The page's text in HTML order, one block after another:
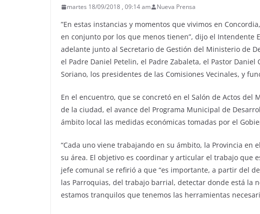
martes 18/09/2018 , 09:14 am Nueva Prensa
​”En estas instancias y momentos que vivimos en
en conjunto por los que menos tienen”, dijo el
adelante junto al Secretario de Gestión del Ministerio de
el Padre Daniel Petelin, el Padre Zabaleta, el Pastor
Soriano, los presidentes de las Comisiones Vecinales, y
En el encuentro, que se concretó en el Salón de Actos
de la ciudad, el avance del Programa Municipal de
ámbito local las medidas económicas tomadas por el
“Cada uno viene trabajando en su ámbito, la Provincia
su área. El objetivo es coordinar y articular el trabajo que
jefe comunal se refirió a que “es importante, a partir del
las Parroquias, del trabajo barrial, ​detectar donde está la
estamos tranquilos que tenemos las herramientas